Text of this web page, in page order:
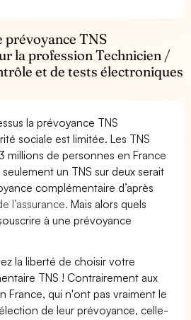
prévoyance TNS
la profession Technicien /
et de tests électroniques
la prévoyance TNS
sociale est limitée. Les TNS
millions de personnes en France
un TNS sur deux serait
complémentaire d’après
l’assurance. Mais alors quels
à une prévoyance
la liberté de choisir votre
TNS ! Contrairement aux
France, qui n'ont pas vraiment le
de leur prévoyance, celle-